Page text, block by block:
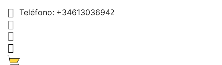
 Teléfono: +34613036942


